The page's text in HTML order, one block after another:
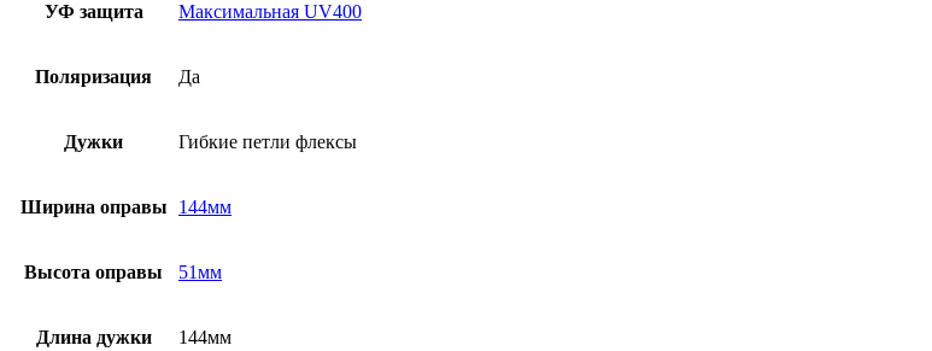
УФ защита Максимальная UV400
Поляризация Да
Дужки Гибкие петли флексы
Ширина оправы 144мм
Высота оправы 51мм
Длина дужки 144мм